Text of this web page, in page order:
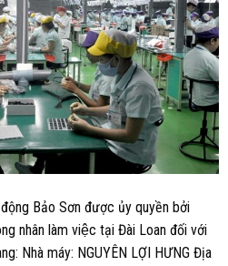
Bảo Sơn được ủy quyền bởi
nhân làm việc tại Đài Loan đối với
Nhà máy: NGUYÊN LỢI HƯNG Địa